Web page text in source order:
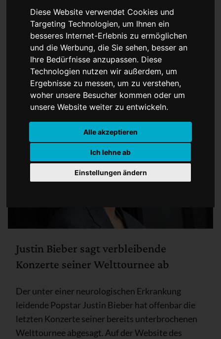
Diese Website verwendet Cookies und
Targeting Technologien, um Ihnen ein
besseres Internet-Erlebnis zu ermöglichen
und die Werbung, die Sie sehen, besser an
Ihre Bedürfnisse anzupassen. Diese
Technologien nutzen wir außerdem, um
Ergebnisse zu messen, um zu verstehen,
woher unsere Besucher kommen oder um
unsere Website weiter zu entwickeln.
Alle akzeptieren
Ich lehne ab
Einstellungen ändern
Justin ist krank und sagt
alle Konzerte ab
Justin Bieber sagt verbleibende
Konzerte seiner Welttournee ab
Der unter einer neurologischen Erkrankung
leidende Popstar Justin Bieber hat offenbar die
letzten Konzerte seiner bereits unterbrochenen
Welttournee abgesagt. Auf der Website des